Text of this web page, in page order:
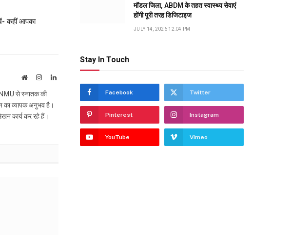
कहीं आपका
WebsiteInstagramLinkedIn
से स्नातक की
का व्यापक अनुभव है।
कार्य कर रहे हैं।
मॉडल जिला, ABDM के तहत स्वास्थ्य सेवाएं
होंगी पूरी तरह डिजिटाइज
JULY 14, 2026 12:04 PM
Stay In Touch
Facebook Twitter
Pinterest Instagram
YouTube Vimeo